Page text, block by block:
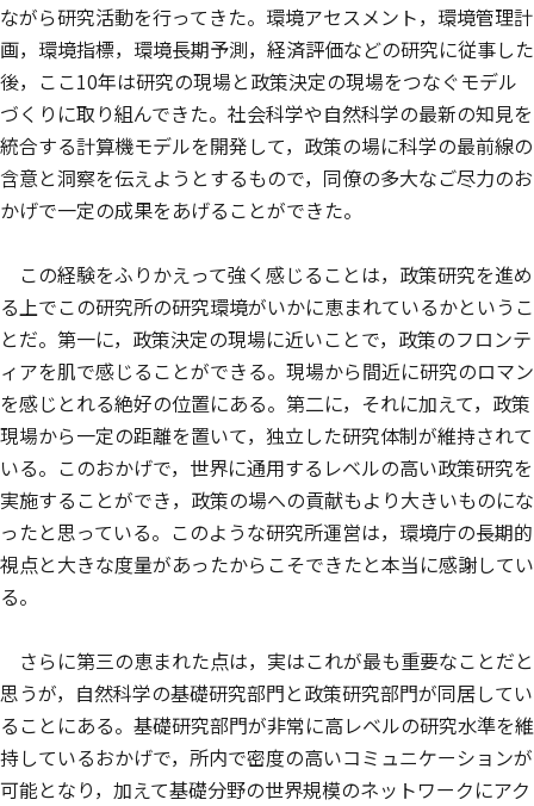
ながら研究活動を行ってきた。環境アセスメント，環境管理計
画，環境指標，環境長期予測，経済評価などの研究に従事した
後，ここ10年は研究の現場と政策決定の現場をつなぐモデル
づくりに取り組んできた。社会科学や自然科学の最新の知見を
統合する計算機モデルを開発して，政策の場に科学の最前線の
含意と洞察を伝えようとするもので，同僚の多大なご尽力のお
かげで一定の成果をあげることができた。
この経験をふりかえって強く感じることは，政策研究を進め
る上でこの研究所の研究環境がいかに恵まれているかというこ
とだ。第一に，政策決定の現場に近いことで，政策のフロンテ
ィアを肌で感じることができる。現場から間近に研究のロマン
を感じとれる絶好の位置にある。第二に，それに加えて，政策
現場から一定の距離を置いて，独立した研究体制が維持されて
いる。このおかげで，世界に通用するレベルの高い政策研究を
実施することができ，政策の場への貢献もより大きいものにな
ったと思っている。このような研究所運営は，環境庁の長期的
視点と大きな度量があったからこそできたと本当に感謝してい
る。
さらに第三の恵まれた点は，実はこれが最も重要なことだと
思うが，自然科学の基礎研究部門と政策研究部門が同居してい
ることにある。基礎研究部門が非常に高レベルの研究水準を維
持しているおかげで，所内で密度の高いコミュニケーションが
可能となり，加えて基礎分野の世界規模のネットワークにアク